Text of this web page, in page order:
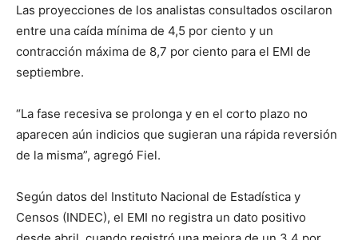
Las proyecciones de los analistas consultados oscilaron
entre una caída mínima de 4,5 por ciento y un
contracción máxima de 8,7 por ciento para el EMI de
septiembre.
“La fase recesiva se prolonga y en el corto plazo no
aparecen aún indicios que sugieran una rápida reversión
de la misma”, agregó Fiel.
Según datos del Instituto Nacional de Estadística y
Censos (INDEC), el EMI no registra un dato positivo